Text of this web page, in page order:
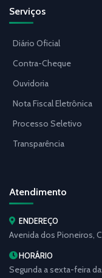
Serviços
Diário Oficial
Contra-Cheque
Ouvidoria
Nota Fiscal Eletrônica
Processo Seletivo
Transparência
Atendimento
ENDEREÇO
Avenida dos Pioneiros,
HORÁRIO
Segunda a sexta-feira